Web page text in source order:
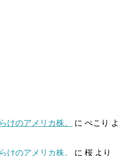
けのアメリカ株。 に ぺこり よ
けのアメリカ株。
に 桜 より